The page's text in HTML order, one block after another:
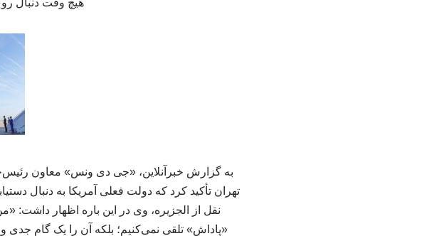
هیچ وقت دنبال
به گزارش خبرآنلاین، «جی دی ونس» معاون
تهران تأکید کرد که دولت فعلی آمریکا به دنبال
نقل از الجزیره، وی در این باره اظهار داشت:
«پاداش» تلقی نمی‌کنیم؛ بلکه آن را یک گام